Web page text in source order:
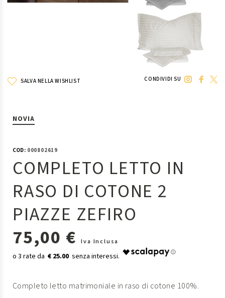
SALVA NELLA WISHLIST CONDIVIDI SU
NOVIA
COD:000802619
COMPLETO LETTO IN
RASO DI COTONE 2
PIAZZE ZEFIRO
75,00 €
Iva Inclusa
€ 25.00
Completo letto matrimoniale in raso di cotone 100%.